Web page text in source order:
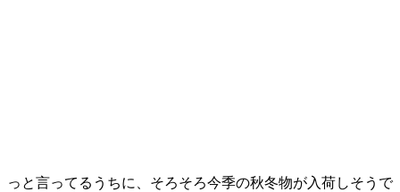
っと言ってるうちに、そろそろ今季の秋冬物が入荷しそうで